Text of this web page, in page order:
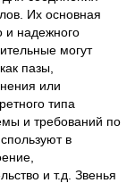
Их основная
и надежного
могут
пазы,
или
типа
и требований по
в
и т.д. Звенья